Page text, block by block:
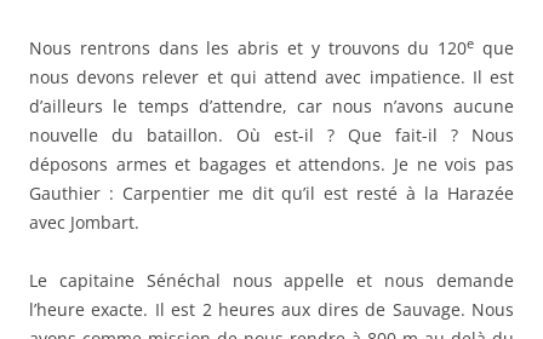
Nous rentrons dans les abris et y trouvons du 120e que
nous devons relever et qui attend avec impatience. Il est
d’ailleurs le temps d’attendre, car nous n’avons aucune
nouvelle du bataillon. Où est-il ? Que fait-il ? Nous
déposons armes et bagages et attendons. Je ne vois pas
Gauthier : Carpentier me dit qu’il est resté à la Harazée
avec Jombart.
Le capitaine Sénéchal nous appelle et nous demande
l’heure exacte. Il est 2 heures aux dires de Sauvage. Nous